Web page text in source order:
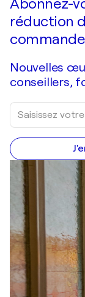
Abonnez-
réduction
commande
Nouvelles
conseillers,